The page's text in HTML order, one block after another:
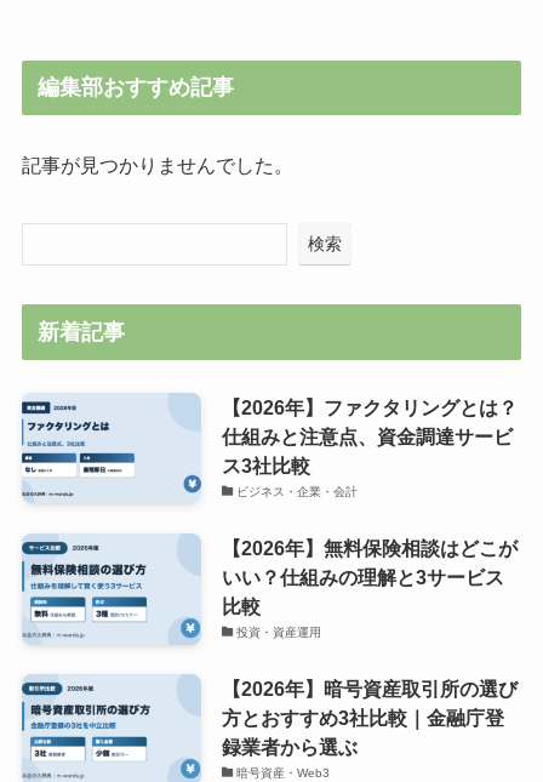
編集部おすすめ記事
記事が見つかりませんでした。
検索
新着記事
【2026年】ファクタリングとは？
仕組みと注意点、資金調達サービ
ス3社比較
ビジネス・企業・会計
【2026年】無料保険相談はどこが
いい？仕組みの理解と3サービス
比較
投資・資産運用
【2026年】暗号資産取引所の選び
方とおすすめ3社比較｜金融庁登
録業者から選ぶ
暗号資産・Web3